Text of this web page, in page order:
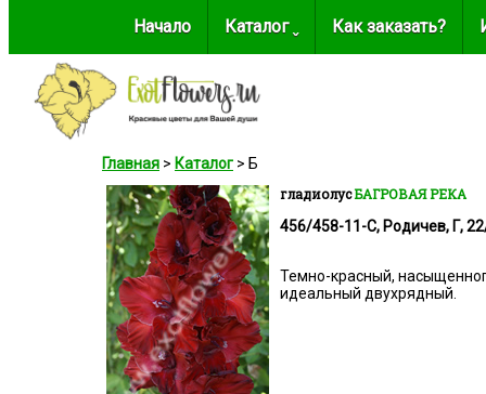
Начало Каталог ˬ Как заказать?
Главная > Каталог > Б
гладиолусБАГРОВАЯ РЕКА
456/458-11-С, Родичев, Г,
Темно-красный,
идеальный двухрядный.